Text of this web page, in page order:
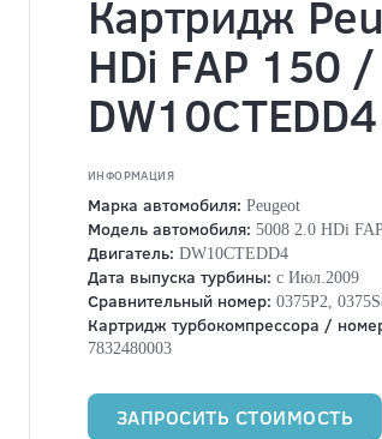
Картридж
HDi FAP 150
DW10CTEDD4
ИНФОРМАЦИЯ
Марка автомобиля: Peugeot
Модель автомобиля: 5008 2.0 HDi
Двигатель: DW10CTEDD4
Дата выпуска турбины: с Июл.2009
Сравнительный номер: 0375P2,
Картридж турбокомпрессора /
7832480003
ЗАПРОСИТЬ СТОИМОСТЬ